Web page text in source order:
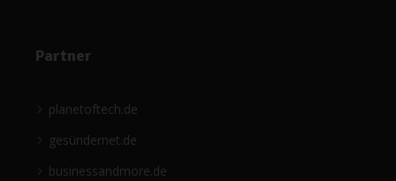
Partner
planetoftech.de
gesündernet.de
businessandmore.de